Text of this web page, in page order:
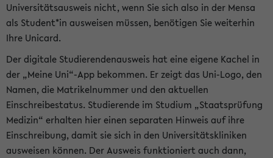
Universitätsausweis nicht, wenn Sie sich also in der Mensa
als Student*in ausweisen müssen, benötigen Sie weiterhin
Ihre Unicard.
Der digitale Studierendenausweis hat eine eigene Kachel in
der „Meine Uni“-App bekommen. Er zeigt das Uni-Logo, den
Namen, die Matrikelnummer und den aktuellen
Einschreibestatus. Studierende im Studium „Staatsprüfung
Medizin“ erhalten hier einen separaten Hinweis auf ihre
Einschreibung, damit sie sich in den Universitätskliniken
ausweisen können. Der Ausweis funktioniert auch dann,